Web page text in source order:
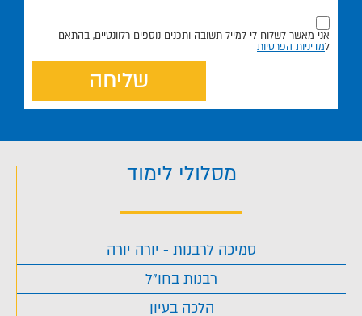
אני מאשר לשלוח לי למייל תשובה ותכנים נוספים רלוונטיים, בהתאם
למדיניות הפרטיות
שליחה
מסלולי לימוד
סמיכה לרבנות - יורה יורה
רבנות בחו"ל
הלכה בעיון